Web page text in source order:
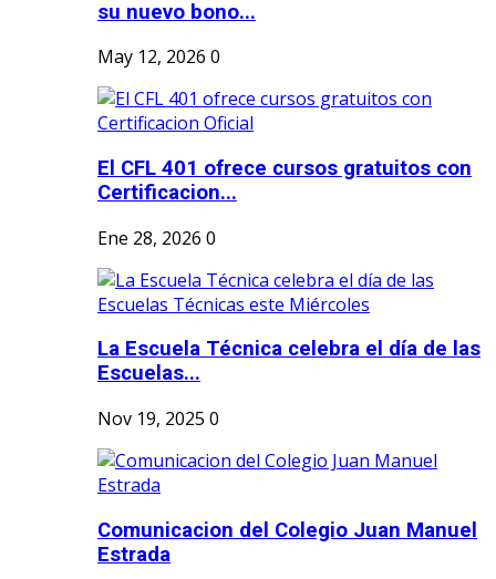
su nuevo bono...
May 12, 2026 0
El CFL 401 ofrece cursos gratuitos con
Certificacion...
Ene 28, 2026 0
La Escuela Técnica celebra el día de las
Escuelas...
Nov 19, 2025 0
Comunicacion del Colegio Juan Manuel
Estrada